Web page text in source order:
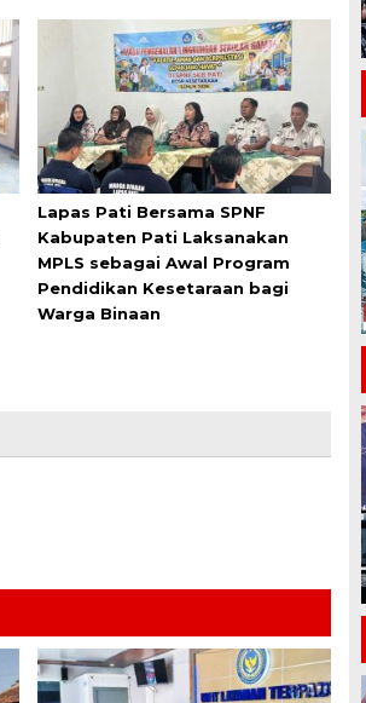
Lapas Pati Bersama SPNF
Kabupaten Pati Laksanakan
MPLS sebagai Awal Program
Pendidikan Kesetaraan bagi
Warga Binaan